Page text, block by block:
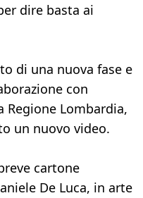
dire basta ai
di una nuova fase e
con
Regione Lombardia,
un nuovo video.
cartone
De Luca, in arte